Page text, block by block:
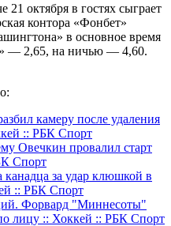
октября в гостях сыграет
контора «Фонбет»
в основное время
— 2,65, на ничью — 4,60.
камеру после удаления
:: РБК Спорт
Овечкин провалил старт
Спорт
за удар клюшкой в
:: РБК Спорт
Форвард "Миннесоты"
лицу :: Хоккей :: РБК Спорт